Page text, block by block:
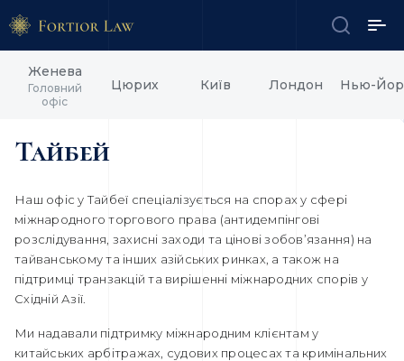
Женева
Головний
офіс
Цюрих Київ Лондон Нью-
Тайбей
Наш офіс у Тайбеї спеціалізується на спорах у сфері
міжнародного торгового права (антидемпінгові
розслідування, захисні заходи та цінові зобов’язання) на
тайванському та інших азійських ринках, а також на
підтримці транзакцій та вирішенні міжнародних спорів у
Східній Азії.
Ми надавали підтримку міжнародним клієнтам у
китайських арбітражах, судових процесах та кримінальних